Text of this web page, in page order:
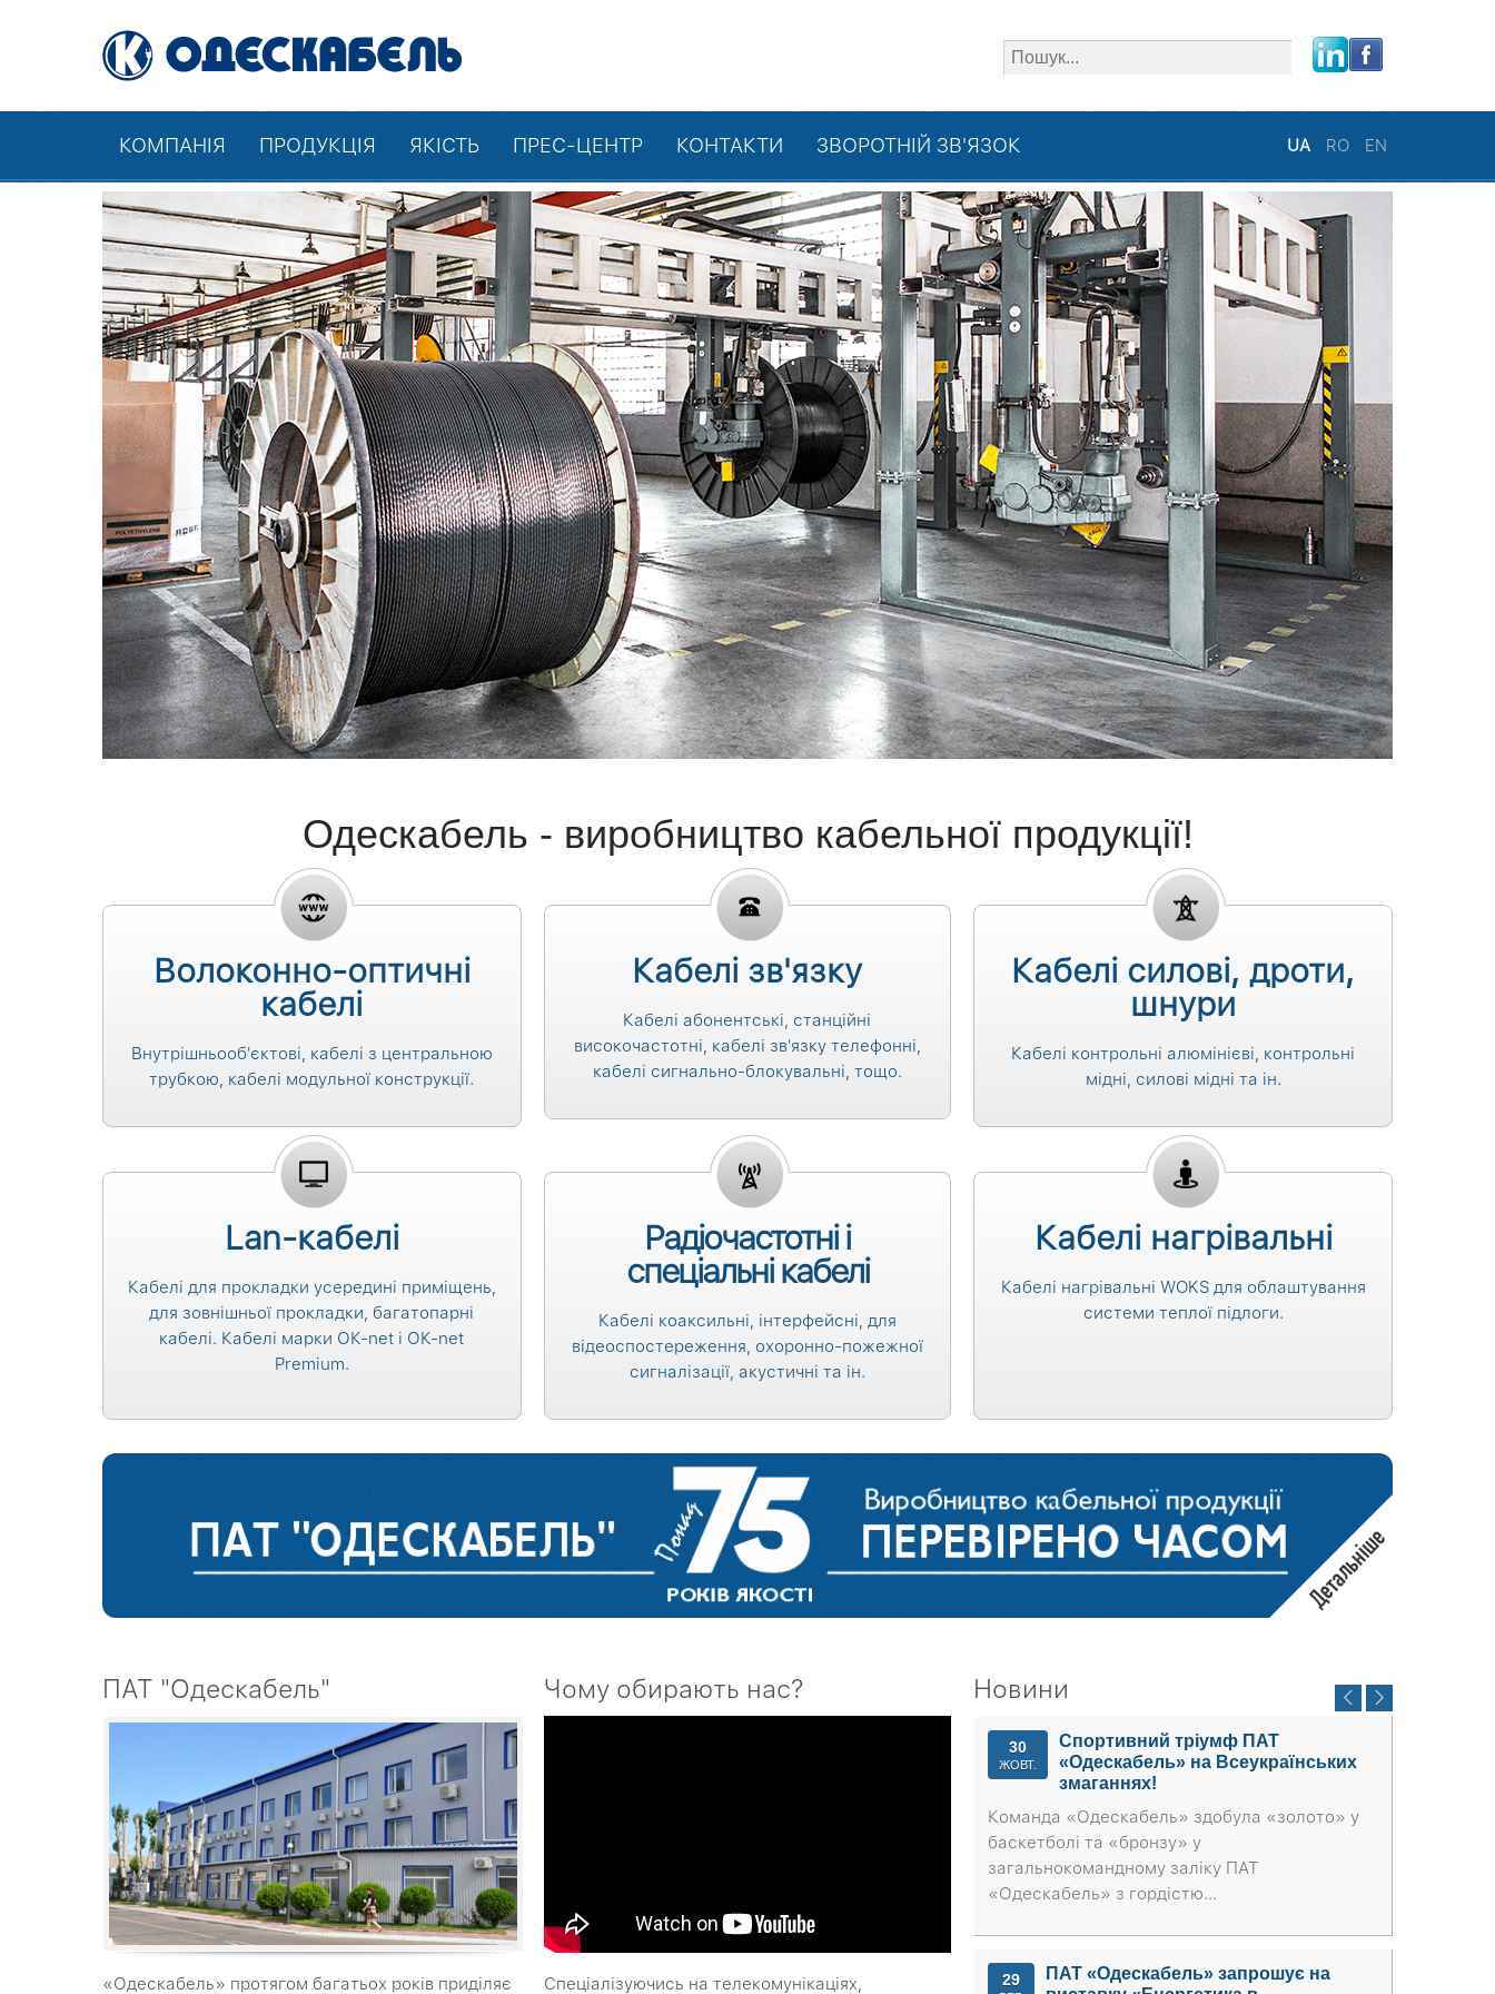
КОМПАНІЯ ПРОДУКЦІЯ ЯКІСТЬ ПРЕС-ЦЕНТР КОНТАКТИ ЗВОРОТНІЙ ЗВ'ЯЗОК UA RO EN
Одескабель - виробництво кабельної продукції!
Волоконно-оптичні
кабелі
Внутрішньооб'єктові, кабелі з центральною
трубкою, кабелі модульної конструкції.
Кабелі зв'язку
Кабелі абонентські, станційні
високочастотні, кабелі зв'язку телефонні,
кабелі сигнально-блокувальні, тощо.
Кабелі силові, дроти,
шнури
Кабелі контрольні алюмінієві, контрольні
мідні, силові мідні та ін.
Lan-кабелі
Кабелі для прокладки усередині приміщень,
для зовнішньої прокладки, багатопарні
кабелі. Кабелі марки ОК-net і ОК-net
Premium.
Радіочастотні і
спеціальні кабелі
Кабелі коаксильні, інтерфейсні, для
відеоспостереження, охоронно-пожежної
сигналізації, акустичні та ін.
Кабелі нагрівальні
Кабелі нагрівальні WOKS для облаштування
системи теплої підлоги.
ПАТ "Одескабель"
«Одескабель» протягом багатьох років приділяє
Чому обирають нас?
Спеціалізуючись на телекомунікаціях,
Новини
30
ЖОВТ.
Спортивний тріумф ПАТ
«Одескабель» на Всеукраїнських
змаганнях!
Команда «Одескабель» здобула «золото» у
баскетболі та «бронзу» у
загальнокомандному заліку ПАТ
«Одескабель» з гордістю...
29
ПАТ «Одескабель» запрошує на
close